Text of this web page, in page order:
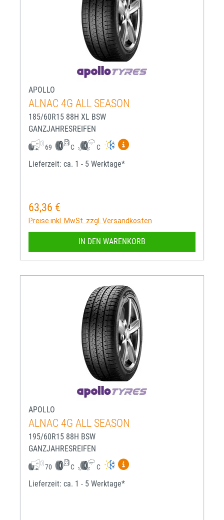
APOLLO
ALNAC 4G ALL SEASON
185/60R15 88H XL BSW
GANZJAHRESREIFEN
69 C C
Mehr Informationen zum
Lieferzeit: ca. 1 - 5 Werktage*
Regulärer Preis:
63,36 €
Preise inkl. MwSt. zzgl. Versandkosten
IN DEN WARENKORB
APOLLO
ALNAC 4G ALL SEASON
195/60R15 88H BSW
GANZJAHRESREIFEN
70 C C
Mehr Informationen zum
Lieferzeit: ca. 1 - 5 Werktage*